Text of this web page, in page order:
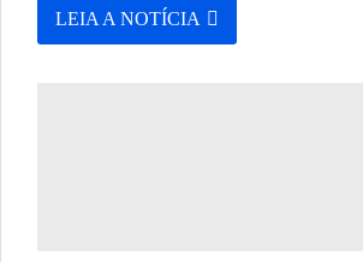
LEIA A NOTÍCIA